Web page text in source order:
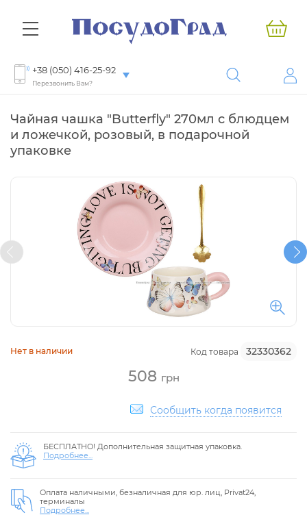
+38 (050) 416-25-92
Перезвонить Вам?
Чайная чашка "Butterfly" 270мл с блюдцем
и ложечкой, розовый, в подарочной
упаковке
Нет в наличии Код товара 32330362
508 грн
Сообщить когда появится
БЕСПЛАТНО! Дополнительная защитная упаковка.
Подробнее...
Оплата наличными, безналичная для юр. лиц, Privat24,
терминалы
Подробнее...